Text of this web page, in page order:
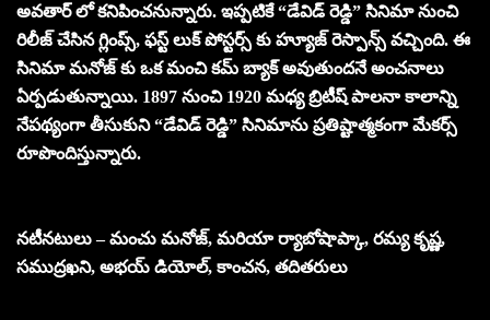
అవతార్ లో కనిపించనున్నారు. ఇప్పటికే “డేవిడ్ రెడ్డి” సినిమా నుంచి
రిలీజ్ చేసిన గ్లింప్స్, ఫస్ట్ లుక్ పోస్టర్స్ కు హ్యూజ్ రెస్పాన్స్ వచ్చింది. ఈ
సినిమా మనోజ్ కు ఒక మంచి కమ్ బ్యాక్ అవుతుందనే అంచనాలు
ఏర్పడుతున్నాయి. 1897 నుంచి 1920 మధ్య బ్రిటీష్ పాలనా కాలాన్ని
నేపథ్యంగా తీసుకుని “డేవిడ్ రెడ్డి” సినిమాను ప్రతిష్టాత్మకంగా మేకర్స్
రూపొందిస్తున్నారు.
నటీనటులు – మంచు మనోజ్, మరియా ర్యాబోషాప్కా, రమ్య కృష్ణ,
సముద్రఖని, అభయ్ డియోల్, కాంచన, తదితరులు